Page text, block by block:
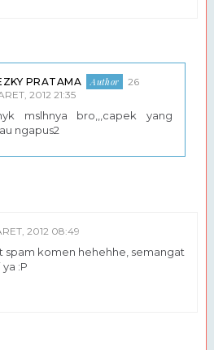
PRATAMA
26
2012 21:35
mslhnya bro,,,capek yang
ngapus2
2012 08:49
spam komen hehehhe, semangat
:P